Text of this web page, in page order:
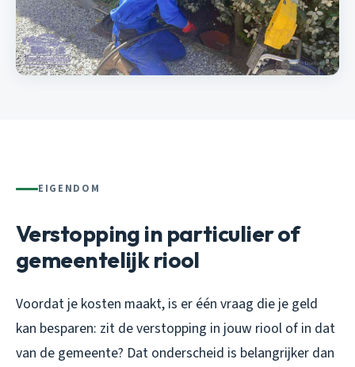
EIGENDOM
Verstopping in particulier of
gemeentelijk riool
Voordat je kosten maakt, is er één vraag die je geld
kan besparen: zit de verstopping in jouw riool of in dat
van de gemeente? Dat onderscheid is belangrijker dan